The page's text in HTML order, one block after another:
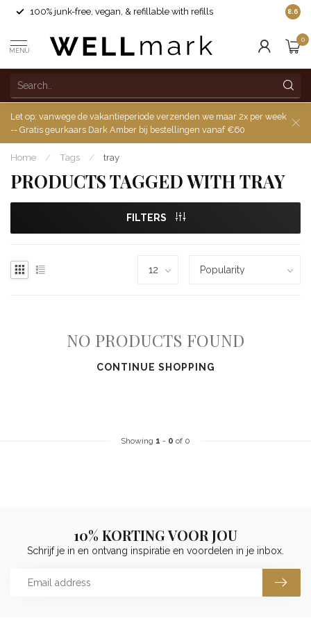
100% junk-free, vegan, & refillable with refills 8.6
MENU
0
Let op: vanwege de vakantieperiode verzenden we maar 2x per week
-- Gratis geurkaars Dark Amber bij bestellingen vanaf €60
Home / Tags / tray
PRODUCTS TAGGED WITH TRAY
FILTERS
NO PRODUCTS FOUND
CONTINUE SHOPPING
Showing 1 - 0 of 0
10% KORTING VOOR JOU
Schrijf je in en ontvang inspiratie en voordelen in je inbox.